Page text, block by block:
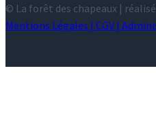
© La forêt des chapeaux |
Mentions Légales | CGV |